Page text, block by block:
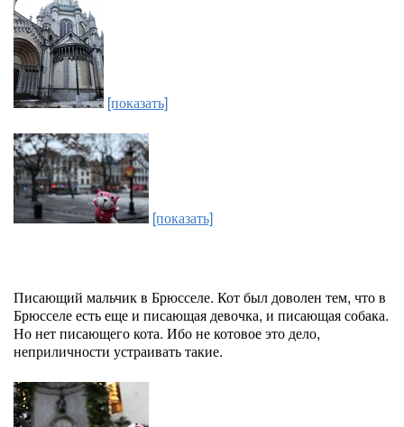
[показать]
[показать]
Писающий мальчик в Брюсселе. Кот был доволен тем, что в
Брюсселе есть еще и писающая девочка, и писающая собака.
Но нет писающего кота. Ибо не котовое это дело,
неприличности устраивать такие.